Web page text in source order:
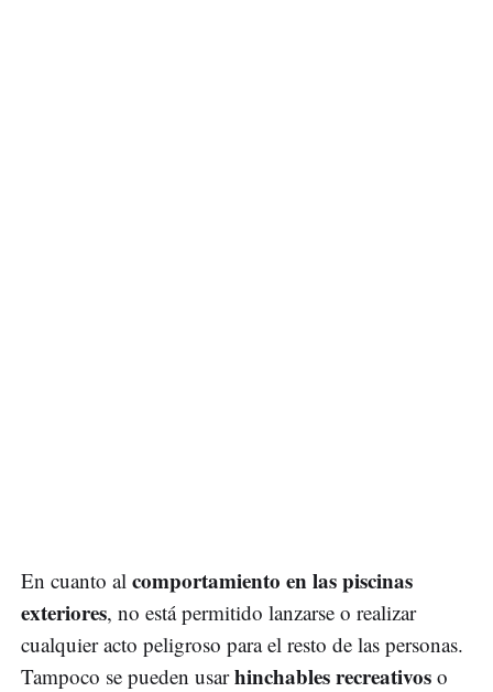
En cuanto al comportamiento en las piscinas
exteriores, no está permitido lanzarse o realizar
cualquier acto peligroso para el resto de las personas.
Tampoco se pueden usarhinchables recreativos o